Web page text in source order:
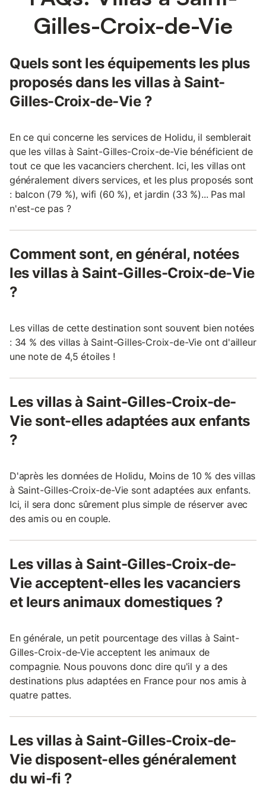
Gilles-Croix-de-Vie
Quels sont les équipements les plus
proposés dans les villas à Saint-
Gilles-Croix-de-Vie ?
En ce qui concerne les services de Holidu, il semblerait
que les villas à Saint-Gilles-Croix-de-Vie bénéficient de
tout ce que les vacanciers cherchent. Ici, les villas ont
généralement divers services, et les plus proposés sont
: balcon (79 %), wifi (60 %), et jardin (33 %)... Pas mal
n'est-ce pas ?
Comment sont, en général, notées
les villas à Saint-Gilles-Croix-de-Vie
?
Les villas de cette destination sont souvent bien notées
: 34 % des villas à Saint-Gilles-Croix-de-Vie ont d'ailleur
une note de 4,5 étoiles !
Les villas à Saint-Gilles-Croix-de-
Vie sont-elles adaptées aux enfants
?
D'après les données de Holidu, Moins de 10 % des villas
à Saint-Gilles-Croix-de-Vie sont adaptées aux enfants.
Ici, il sera donc sûrement plus simple de réserver avec
des amis ou en couple.
Les villas à Saint-Gilles-Croix-de-
Vie acceptent-elles les vacanciers
et leurs animaux domestiques ?
En générale, un petit pourcentage des villas à Saint-
Gilles-Croix-de-Vie acceptent les animaux de
compagnie. Nous pouvons donc dire qu'il y a des
destinations plus adaptées en France pour nos amis à
quatre pattes.
Les villas à Saint-Gilles-Croix-de-
Vie disposent-elles généralement
du wi-fi ?